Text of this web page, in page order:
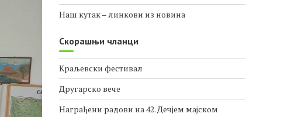
Наш кутак – линкови из новина
Скорашњи чланци
Краљевски фестивал
Другарско вече
Награђени радови на 42. Дечјем мајском